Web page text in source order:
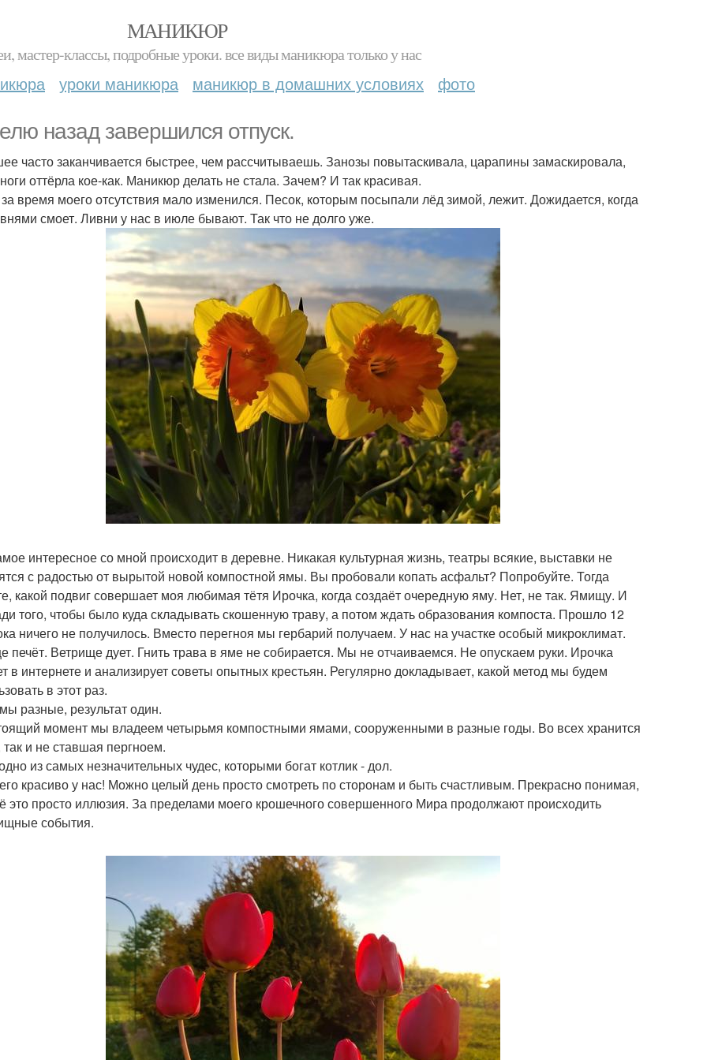
МАНИКЮР
мастер-классы, подробные уроки. все виды маникюра только у нас
уроки маникюра маникюр в домашних условиях фото
назад завершился отпуск.
часто заканчивается быстрее, чем рассчитываешь. Занозы повытаскивала, царапины замаскировала,
оттёрла кое-как. Маникюр делать не стала. Зачем? И так красивая.
время моего отсутствия мало изменился. Песок, которым посыпали лёд зимой, лежит. Дожидается, когда
смоет. Ливни у нас в июле бывают. Так что не долго уже.
интересное со мной происходит в деревне. Никакая культурная жизнь, театры всякие, выставки не
с радостью от вырытой новой компостной ямы. Вы пробовали копать асфальт? Попробуйте. Тогда
какой подвиг совершает моя любимая тётя Ирочка, когда создаёт очередную яму. Нет, не так. Ямищу. И
того, чтобы было куда складывать скошенную траву, а потом ждать образования компоста. Прошло 12
ничего не получилось. Вместо перегноя мы гербарий получаем. У нас на участке особый микроклимат.
печёт. Ветрище дует. Гнить трава в яме не собирается. Мы не отчаиваемся. Не опускаем руки. Ирочка
в интернете и анализирует советы опытных крестьян. Регулярно докладывает, какой метод мы будем
в этот раз.
разные, результат один.
момент мы владеем четырьмя компостными ямами, сооруженными в разные годы. Во всех хранится
так и не ставшая пергноем.
из самых незначительных чудес, которыми богат котлик - дол.
красиво у нас! Можно целый день просто смотреть по сторонам и быть счастливым. Прекрасно понимая,
это просто иллюзия. За пределами моего крошечного совершенного Мира продолжают происходить
события.